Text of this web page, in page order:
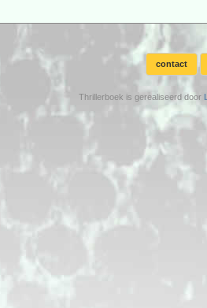
contact
Thrillerboek is gerealiseerd door